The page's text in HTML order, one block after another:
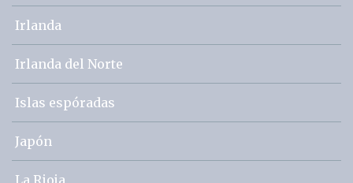
Irlanda
Irlanda del Norte
Islas espóradas
Japón
La Rioja